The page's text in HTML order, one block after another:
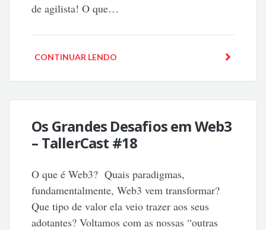
de agilista! O que…
CONTINUAR LENDO
Os Grandes Desafios em Web3
– TallerCast #18
O que é Web3? Quais paradigmas,
fundamentalmente, Web3 vem transformar?
Que tipo de valor ela veio trazer aos seus
adotantes? Voltamos com as nossas “outras